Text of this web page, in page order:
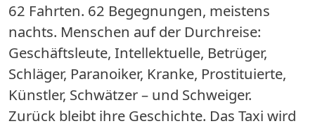
62 Fahrten. 62 Begegnungen, meistens
nachts. Menschen auf der Durchreise:
Geschäftsleute, Intellektuelle, Betrüger,
Schläger, Paranoiker, Kranke, Prostituierte,
Künstler, Schwätzer – und Schweiger.
Zurück bleibt ihre Geschichte. Das Taxi wird